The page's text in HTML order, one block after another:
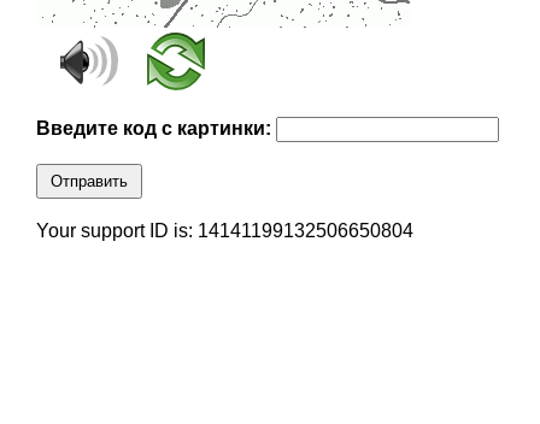
Введите код с картинки:
Отправить
Your support ID is: 14141199132506650804